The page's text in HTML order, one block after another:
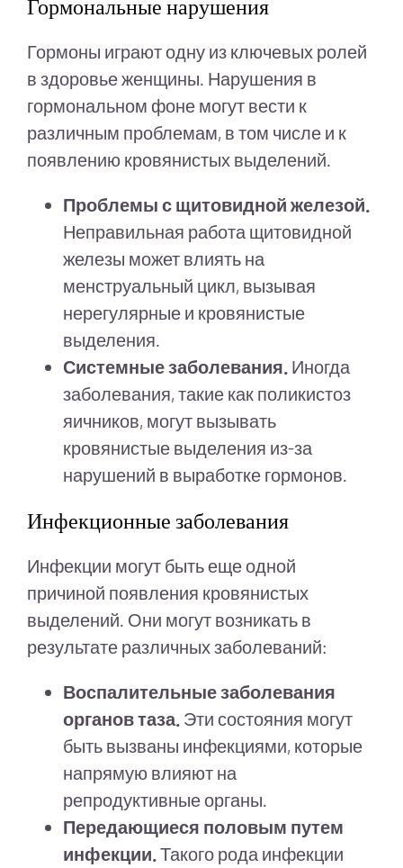
Гормональные нарушения
Гормоны играют одну из ключевых ролей
в здоровье женщины. Нарушения в
гормональном фоне могут вести к
различным проблемам, в том числе и к
появлению кровянистых выделений.
Проблемы с щитовидной железой.
Неправильная работа щитовидной
железы может влиять на
менструальный цикл, вызывая
нерегулярные и кровянистые
выделения.
Системные заболевания. Иногда
заболевания, такие как поликистоз
яичников, могут вызывать
кровянистые выделения из-за
нарушений в выработке гормонов.
Инфекционные заболевания
Инфекции могут быть еще одной
причиной появления кровянистых
выделений. Они могут возникать в
результате различных заболеваний:
Воспалительные заболевания
органов таза. Эти состояния могут
быть вызваны инфекциями, которые
напрямую влияют на
репродуктивные органы.
Передающиеся половым путем
инфекции. Такого рода инфекции